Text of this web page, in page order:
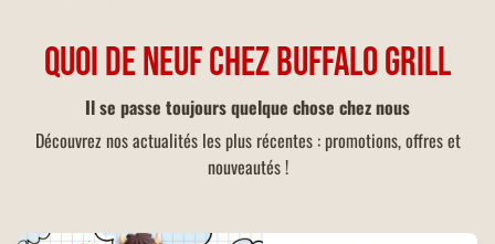
QUOI DE NEUF CHEZ BUFFALO GRILL
Il se passe toujours quelque chose chez nous
Découvrez nos actualités les plus récentes : promotions, offres et
nouveautés !